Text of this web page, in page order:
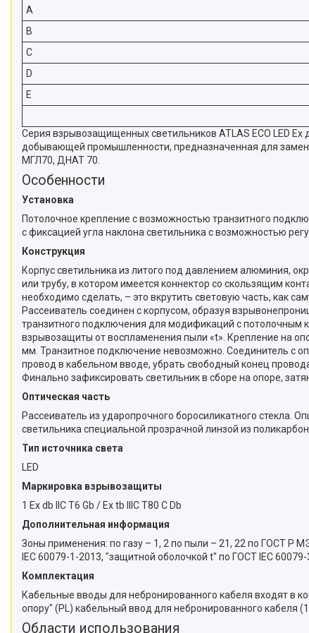
A
B
C
D
E
Серия взрывозащищенных светильников ATLAS ECO LED
добывающей промышленности, предназначенная для
МГЛ70, ДНАТ 70.
Особенности
Установка
Потолочное крепление с возможностью транзитного
с фиксацией угла наклона светильника с возможностью
Конструкция
Корпус светильника из литого под давлением алюминия,
или трубу, в котором имеется коннектор со скользящим
необходимо сделать, – это вкрутить световую часть, как
Рассеиватель соединен с корпусом, образуя
транзитного подключения для модификаций с потолочным
взрывозащиты от воспламенения пыли «t». Крепление на
мм. Транзитное подключение невозможно. Соединитель с
провод в кабельном вводе, убрать свободный конец
Финально зафиксировать светильник в сборе на опоре,
Оптическая часть
Рассеиватель из ударопрочного боросиликатного стекла.
светильника специальной прозрачной линзой из
Тип источника света
LED
Маркировка взрывозащиты
1 Ex db IIC Т6 Gb / Ex tb IIIC T80 С Db
Дополнительная информация
Зоны применения: по газу – 1, 2 по пыли – 21, 22 по ГОСТ Р
IEC 60079-1-2013, "защитной оболочкой t" по ГОСТ IEC
Комплектация
Кабельные вводы для небронированного кабеля входят в
опору" (PL) кабельный ввод для небронированного кабеля
Области использования